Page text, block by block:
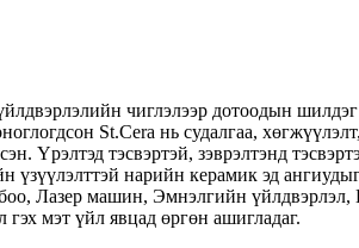
чиглэлээр дотоодын
St.Cera нь судалгаа,
Үрэлтэд тэсвэртэй, зэврэлтэнд
үзүүлэлттэй нарийн керамик эд
Лазер машин, Эмнэлгийн үйлдвэрлэл,
мэт үйл явцад өргөн ашигладаг.